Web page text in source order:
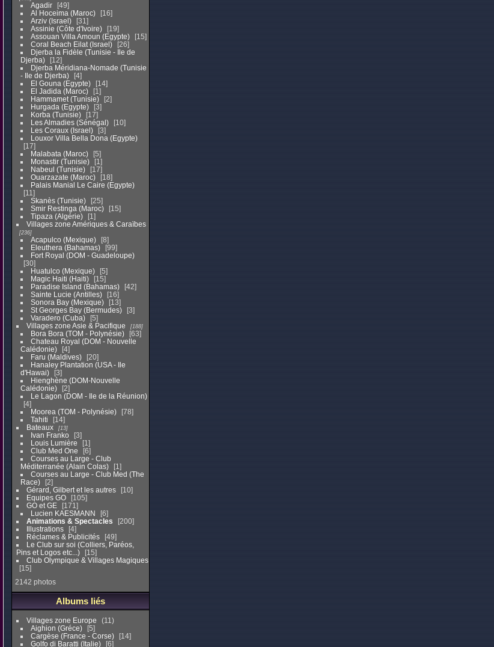
Agadir
49
Al Hoceima (Maroc)
16
Arziv (Israel)
31
Assinie (Côte d'Ivoire)
19
Assouan Villa Amoun (Egypte)
15
Coral Beach Eilat (Israel)
26
Djerba la Fidèle (Tunisie - Ile de
Djerba)
12
Djerba Méridiana-Nomade (Tunisie
- Ile de Djerba)
4
El Gouna (Egypte)
14
El Jadida (Maroc)
1
Hammamet (Tunisie)
2
Hurgada (Egypte)
3
Korba (Tunisie)
17
Les Almadies (Sénégal)
10
Les Coraux (Israel)
3
Louxor Villa Bella Dona (Egypte)
17
Malabata (Maroc)
5
Monastir (Tunisie)
1
Nabeul (Tunisie)
17
Ouarzazate (Maroc)
18
Palais Manial Le Caire (Egypte)
11
Skanès (Tunisie)
25
Smir Restinga (Maroc)
15
Tipaza (Algérie)
1
Villages zone Amériques & Caraïbes
236
Acapulco (Mexique)
8
Eleuthera (Bahamas)
99
Fort Royal (DOM - Guadeloupe)
30
Huatulco (Mexique)
5
Magic Haiti (Haiti)
15
Paradise Island (Bahamas)
42
Sainte Lucie (Antilles)
16
Sonora Bay (Mexique)
13
St Georges Bay (Bermudes)
3
Varadero (Cuba)
5
Villages zone Asie & Pacifique
188
Bora Bora (TOM - Polynésie)
63
Chateau Royal (DOM - Nouvelle
Calédonie)
4
Faru (Maldives)
20
Hanaley Plantation (USA - Ile
d'Hawai)
3
Hienghène (DOM-Nouvelle
Calédonie)
2
Le Lagon (DOM - Ile de la Réunion)
4
Moorea (TOM - Polynésie)
78
Tahiti
14
Bateaux
13
Ivan Franko
3
Louis Lumière
1
Club Med One
6
Courses au Large - Club
Méditerranée (Alain Colas)
1
Courses au Large - Club Med (The
Race)
2
Gérard, Gilbert et les autres
10
Equipes GO
105
GO et GE
171
Lucien KAESMANN
6
Animations & Spectacles
200
Illustrations
4
Réclames & Publicités
49
Le Club sur soi (Colliers, Paréos,
Pins et Logos etc...)
15
Club Olympique & Villages Magiques
15
2142 photos
Albums liés
Villages zone Europe
11
Aighion (Gréce)
5
Cargèse (France - Corse)
14
Golfo di Baratti (Italie)
6